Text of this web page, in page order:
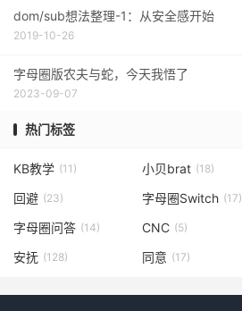
dom/sub想法整理-1：从安全感开始
2019-10-26
字母圈版农夫与蛇，今天我悟了
2023-09-07
热门标签
KB教学 (11) 小贝brat (18)
回避 (23) 字母圈Switch (17)
字母圈问答 (14) CNC (5)
安抚 (128) 同意 (17)